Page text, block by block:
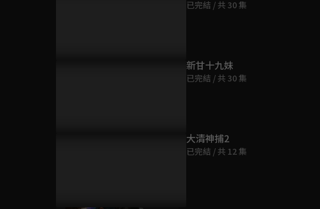
已完結 / 共 30 集
新甘十九妹
已完結 / 共 30 集
大清神捕2
已完結 / 共 12 集